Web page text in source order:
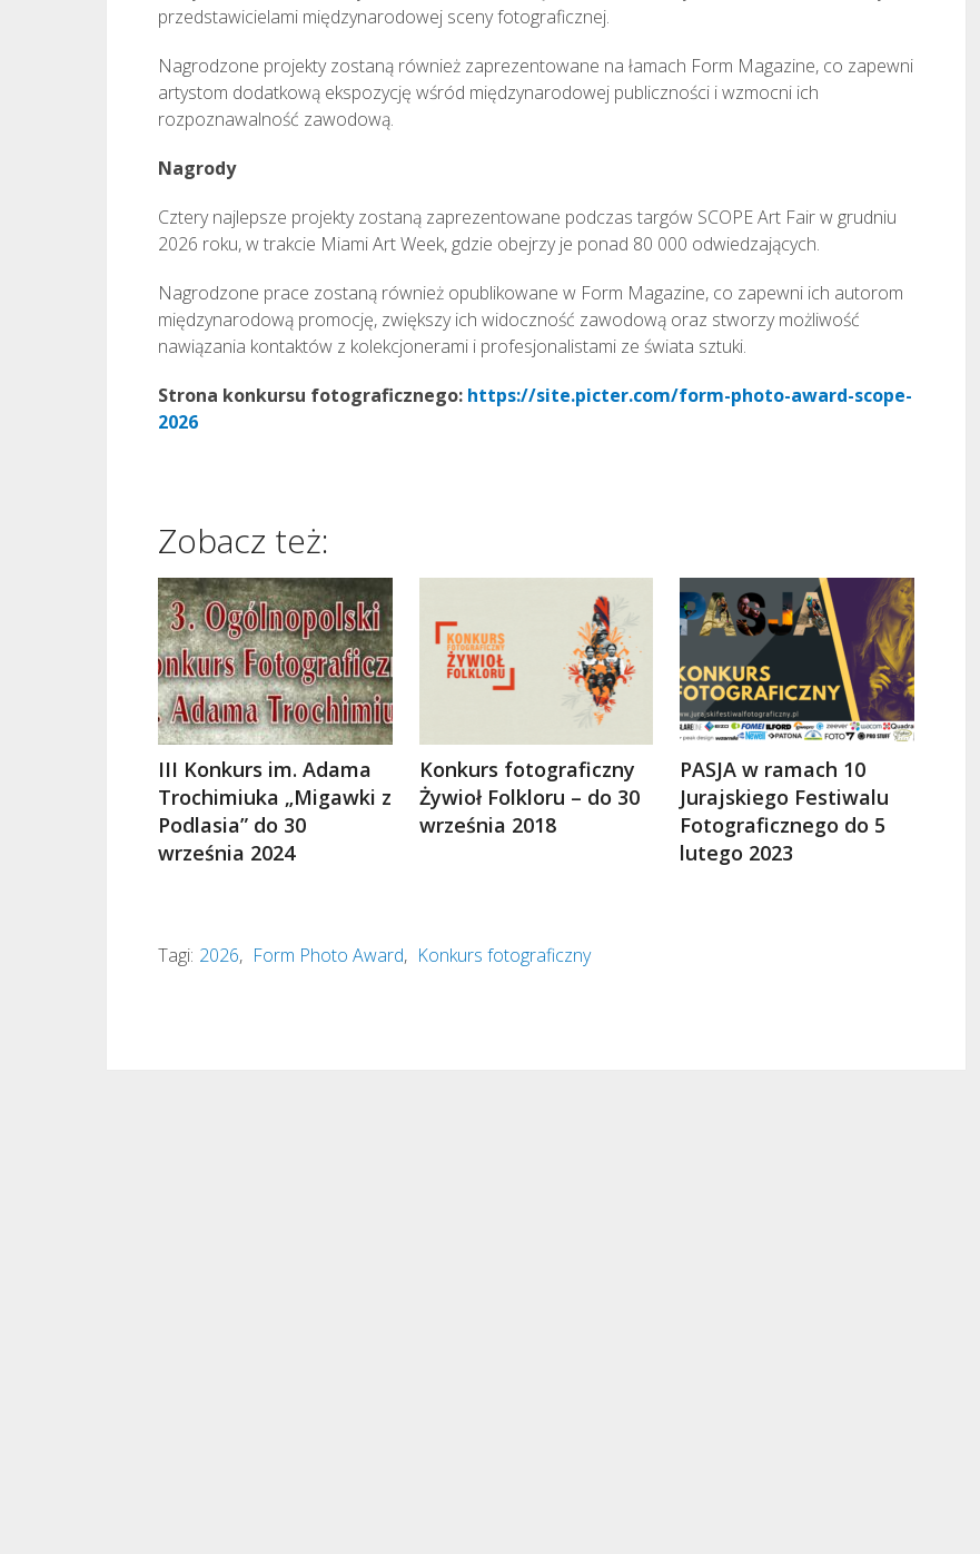
przedstawicielami międzynarodowej sceny fotograficznej.
Nagrodzone projekty zostaną również zaprezentowane na łamach Form Magazine, co zapewni
artystom dodatkową ekspozycję wśród międzynarodowej publiczności i wzmocni ich
rozpoznawalność zawodową.
Nagrody
Cztery najlepsze projekty zostaną zaprezentowane podczas targów SCOPE Art Fair w grudniu
2026 roku, w trakcie Miami Art Week, gdzie obejrzy je ponad 80 000 odwiedzających.
Nagrodzone prace zostaną również opublikowane w Form Magazine, co zapewni ich autorom
międzynarodową promocję, zwiększy ich widoczność zawodową oraz stworzy możliwość
nawiązania kontaktów z kolekcjonerami i profesjonalistami ze świata sztuki.
Strona konkursu fotograficznego: https://site.picter.com/form-photo-award-scope-
2026
Zobacz też:
III Konkurs im. Adama
Trochimiuka „Migawki z
Podlasia” do 30
września 2024
Konkurs fotograficzny
Żywioł Folkloru – do 30
września 2018
PASJA w ramach 10
Jurajskiego Festiwalu
Fotograficznego do 5
lutego 2023
Tagi: 2026, Form Photo Award, Konkurs fotograficzny